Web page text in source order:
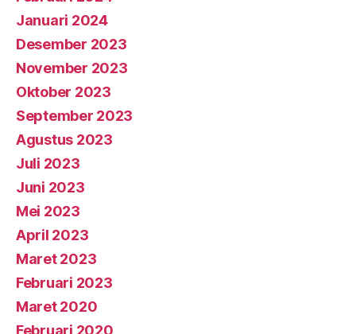
Januari 2024
Desember 2023
November 2023
Oktober 2023
September 2023
Agustus 2023
Juli 2023
Juni 2023
Mei 2023
April 2023
Maret 2023
Februari 2023
Maret 2020
Februari 2020